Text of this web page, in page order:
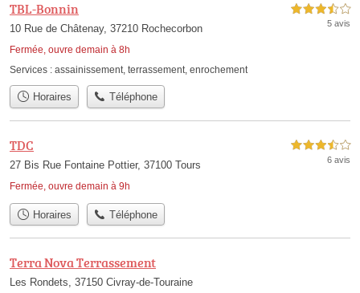
TBL-Bonnin
10 Rue de Châtenay, 37210 Rochecorbon
Fermée, ouvre demain à 8h
3,5 étoiles sur 5
5 avis
Services : assainissement, terrassement, enrochement
Horaires Téléphone
TDC
27 Bis Rue Fontaine Pottier, 37100 Tours
Fermée, ouvre demain à 9h
3,5 étoiles sur 5
6 avis
Horaires Téléphone
Terra Nova Terrassement
Les Rondets, 37150 Civray-de-Touraine